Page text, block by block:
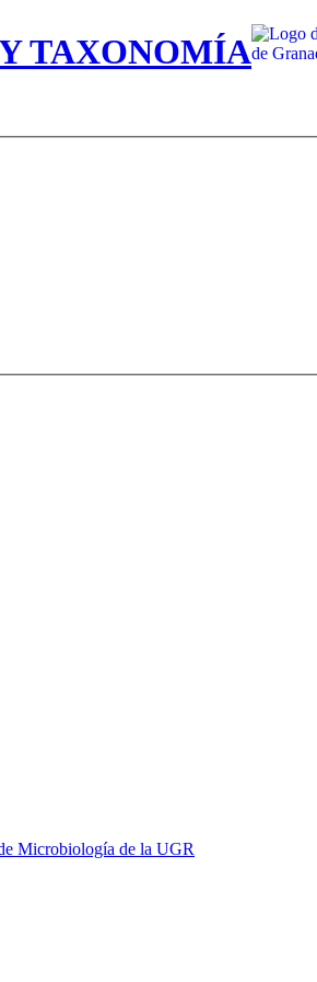
TAXONOMÍA
Microbiología de la UGR